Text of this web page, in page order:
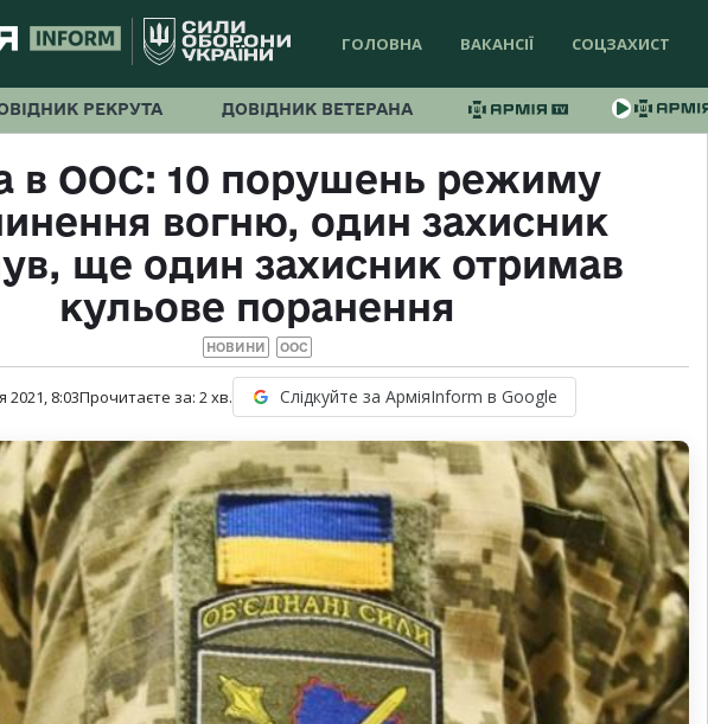
ГОЛОВНА ВАКАНСІЇ СОЦЗАХИСТ
РЕКРУТА ДОВІДНИК ВЕТЕРАНА
в ООС: 10 порушень режиму
вогню, один захисник
ще один захисник отримав
кульове поранення
НОВИНИ ООС
2021, 8:03Прочитаєте за: 2хв. Слідкуйте за АрміяInform в Google